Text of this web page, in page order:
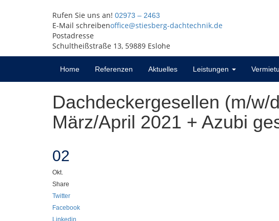
Rufen Sie uns an! 02973 – 2463
E-Mail schreibenoffice@stiesberg-dachtechnik.de
Postadresse
Schultheißstraße 13, 59889 Eslohe
Home Referenzen Aktuelles Leistungen
Dachdeckergesellen (m/w/
März/April 2021 + Azubi
02
Okt.
Share
Twitter
Facebook
Linkedin